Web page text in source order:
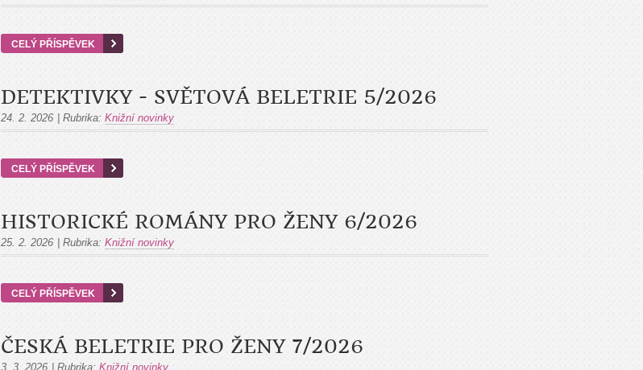
CELÝ PŘÍSPĚVEK
DETEKTIVKY - SVĚTOVÁ BELETRIE 5/2026
24. 2. 2026 Rubrika: Knižní novinky
CELÝ PŘÍSPĚVEK
HISTORICKÉ ROMÁNY PRO ŽENY 6/2026
25. 2. 2026 Rubrika: Knižní novinky
CELÝ PŘÍSPĚVEK
ČESKÁ BELETRIE PRO ŽENY 7/2026
3. 3. 2026 Rubrika: Knižní novinky